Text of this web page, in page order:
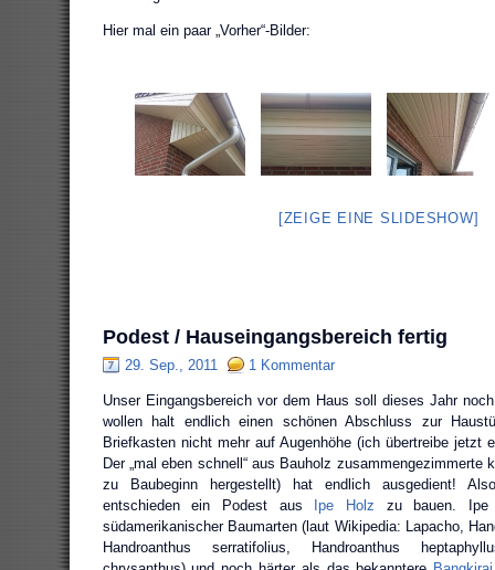
Hier mal ein paar „Vorher“-Bilder:
[ZEIGE EINE SLIDESHOW]
Podest / Hauseingangsbereich fertig
29. Sep., 2011 1 Kommentar
Unser Eingangsbereich vor dem Haus soll dieses Jahr noch
wollen halt endlich einen schönen Abschluss zur
Briefkasten nicht mehr auf Augenhöhe (ich übertreibe jetzt
Der „mal eben schnell“ aus Bauholz zusammengezimmerte
zu Baubeginn hergestellt) hat endlich ausgedient!
entschieden ein Podest aus
Ipe Holz zu bauen. Ipe
südamerikanischer Baumarten (laut Wikipedia: Lapacho,
Handroanthus serratifolius, Handroanthus